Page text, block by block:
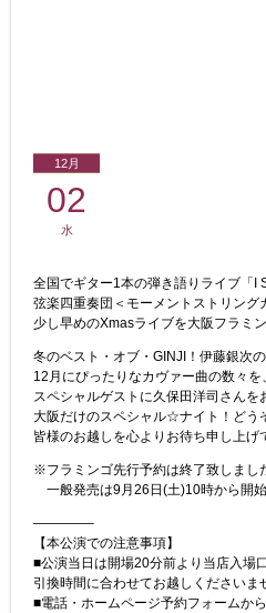
12月
02
水
全国でギター1本の弾き語りライブ「I
弦楽四重奏団＜モーメントストリング
少し早めのXmasライブを大阪フラミ
冬のベスト・オブ・GINJI！伊藤銀次
12月にぴったりなカヴァー曲の数々
スペシャルゲストに久保田洋司さんを
大阪だけのスペシャル☆ナイト！どう
皆様のお越しを心よりお待ち申し上げ
※フラミンゴ先行予約は終了致しまし
一般発売は9月26日(土)10時から開始
————–
【本公演での注意事項】
■公演当日は開場20分前より当店入場
引換時間に合わせてお越しくださいま
■電話・ホームページ予約フォームか